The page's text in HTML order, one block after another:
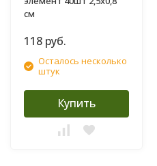
см
118 руб.
Осталось несколько
штук
Купить